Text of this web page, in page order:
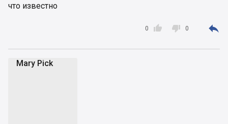
что известно

0  0 
Mary Pick